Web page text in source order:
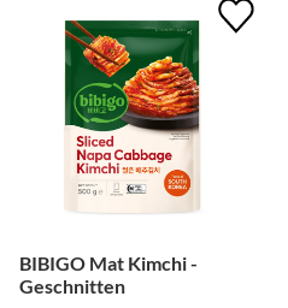
BIBIGO Mat Kimchi -
Geschnitten